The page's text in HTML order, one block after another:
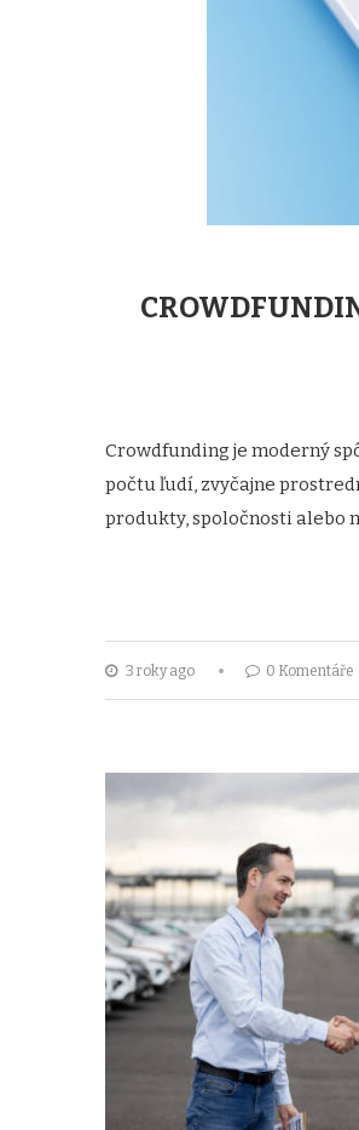
Crowdfunding je moderný
počtu ľudí, zvyčajne
produkty, spoločnosti alebo
3 roky ago 0 Komentáře